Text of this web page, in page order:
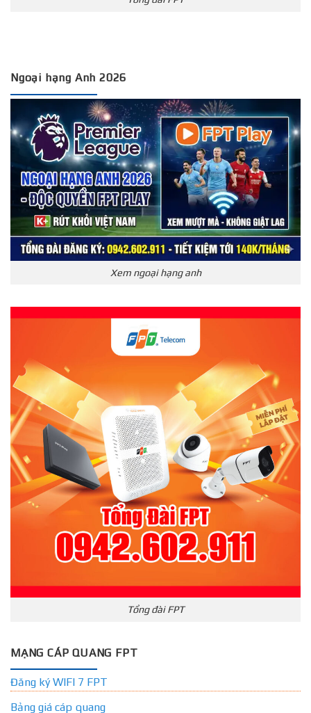
Ngoại hạng Anh 2026
Xem ngoại hạng anh
Tổng đài FPT
MẠNG CÁP QUANG FPT
Đăng ký WIFI 7 FPT
Bảng giá cáp quang